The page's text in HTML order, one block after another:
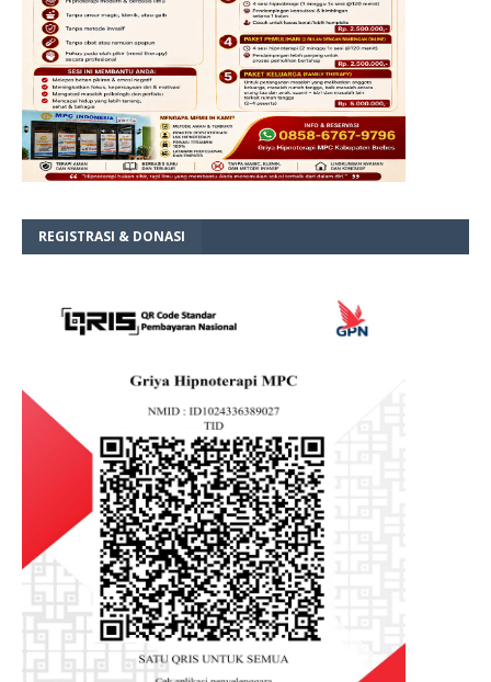
REGISTRASI & DONASI